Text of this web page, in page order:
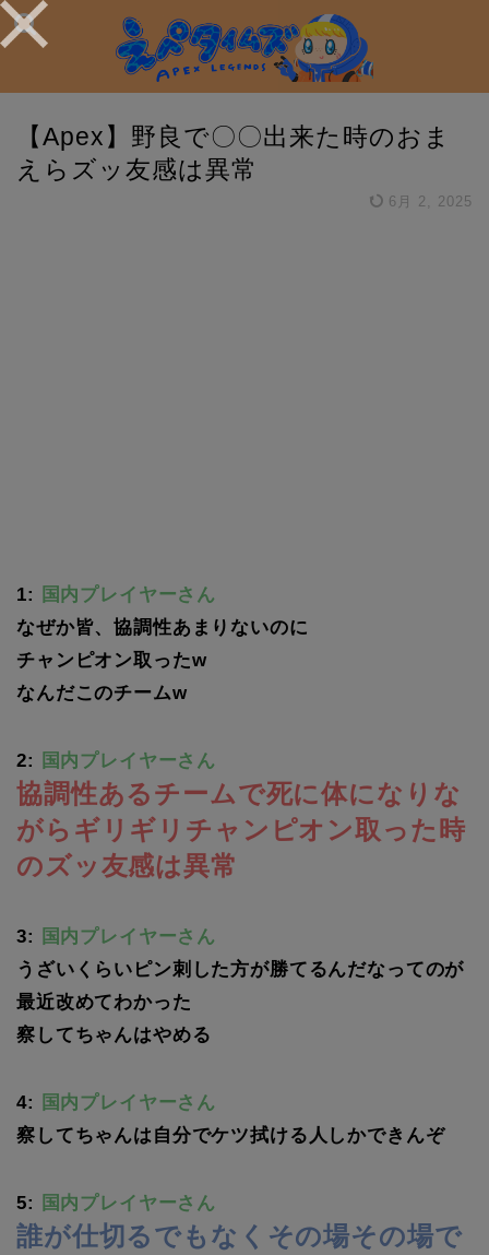
【Apex】野良で〇〇出来た時のおま
えらズッ友感は異常
6月 2, 2025
1:
国内プレイヤーさん
なぜか皆、協調性あまりないのに
チャンピオン取ったw
なんだこのチームw
2: 国内プレイヤーさん
協調性あるチームで死に体になりな
がらギリギリチャンピオン取った時
のズッ友感は異常
3:
国内プレイヤーさん
うざいくらいピン刺した方が勝てるんだなってのが
最近改めてわかった
察してちゃんはやめる
4:
国内プレイヤーさん
察してちゃんは自分でケツ拭ける人しかできんぞ
5: 国内プレイヤーさん
誰が仕切るでもなくその場その場で